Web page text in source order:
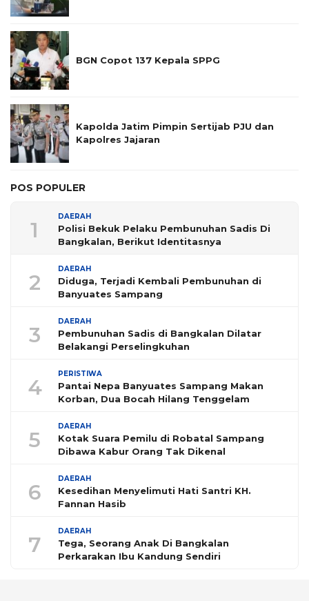
BGN Copot 137 Kepala SPPG
Kapolda Jatim Pimpin Sertijab PJU dan
Kapolres Jajaran
POS POPULER
1
DAERAH
Polisi Bekuk Pelaku Pembunuhan Sadis Di
Bangkalan, Berikut Identitasnya
2
DAERAH
Diduga, Terjadi Kembali Pembunuhan di
Banyuates Sampang
3
DAERAH
Pembunuhan Sadis di Bangkalan Dilatar
Belakangi Perselingkuhan
4
PERISTIWA
Pantai Nepa Banyuates Sampang Makan
Korban, Dua Bocah Hilang Tenggelam
5
DAERAH
Kotak Suara Pemilu di Robatal Sampang
Dibawa Kabur Orang Tak Dikenal
6
DAERAH
Kesedihan Menyelimuti Hati Santri KH.
Fannan Hasib
7
DAERAH
Tega, Seorang Anak Di Bangkalan
Perkarakan Ibu Kandung Sendiri